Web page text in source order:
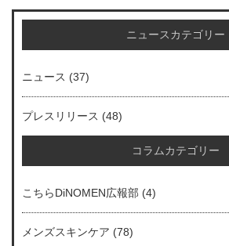
ニュースカテゴリー
ニュース (37)
プレスリリース (48)
コラムカテゴリー
こちらDiNOMEN広報部 (4)
メンズスキンケア (78)